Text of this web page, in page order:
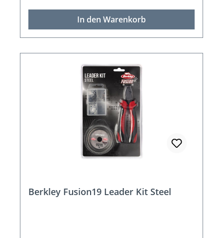
In den Warenkorb
Berkley Fusion19 Leader Kit Steel